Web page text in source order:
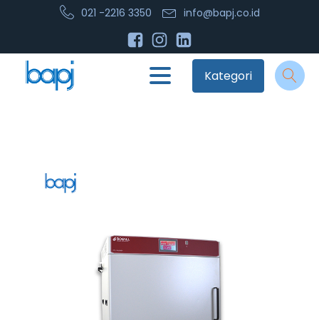
021 -2216 3350 info@bapj.co.id
Kategori